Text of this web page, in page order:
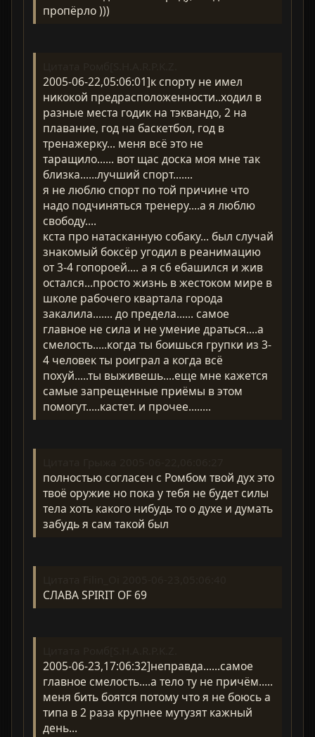
пропёрло )))
2005-06-22,05:06:01]к спорту не имел
никокой предрасположенности..ходил в
разные места годик на тэквандо, 2 на
плавание, год на баскетбол, год в
тренажерку... меня всё это не
таращило...... вот щас доска моя мне так
близка......лучший спорт.......
я не люблю спорт по той причине что
надо подчиняться тренеру....а я люблю
свободу....
кста про натасканную собаку... был случай
знакомый боксёр угодил в реанимацию
от 3-4 гопороей.... а я с6 ебашился и жив
остался...просто жизнь в жестоком мире в
школе рабочего квартала города
закалила....... до предела...... самое
главное не сила и не умение драться....а
смелость.....когда ты боишься групки из 3-
4 человек ты роиграл а когда всё
похуй.....ты выживешь....еще мне кажется
самые запрещенные приёмы в этом
помогут.....кастет. и прочее........
полностью согласен с Ромбом твой дух это
твоё оружие но пока у тебя не будет силы
тела хоть какого нибудь то о духе и думать
забудь я сам такой был
СЛАВА SPIRIT OF 69
2005-06-23,17:06:32]неправда......самое
главное смелость....а тело ту не причём.....
меня бить боятся потому что я не боюсь а
типа в 2 раза крупнее мутузят кажный
день...